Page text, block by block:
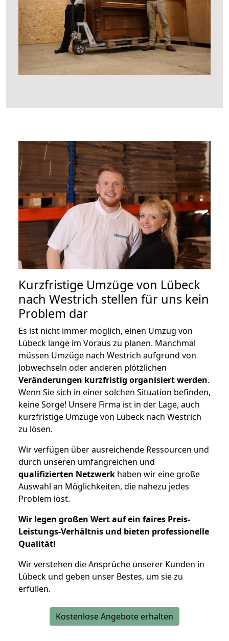
Kurzfristige Umzüge von Lübeck
nach Westrich stellen für uns kein
Problem dar
Es ist nicht immer möglich, einen Umzug von
Lübeck lange im Voraus zu planen. Manchmal
müssen Umzüge nach Westrich aufgrund von
Jobwechseln oder anderen plötzlichen
Veränderungen kurzfristig organisiert werden.
Wenn Sie sich in einer solchen Situation befinden,
keine Sorge! Unsere Firma ist in der Lage, auch
kurzfristige Umzüge von Lübeck nach Westrich
zu lösen.
Wir verfügen über ausreichende Ressourcen und
durch unseren umfangreichen und
qualifizierten Netzwerk haben wir eine große
Auswahl an Möglichkeiten, die nahezu jedes
Problem löst.
Wir legen großen Wert auf ein faires Preis-
Leistungs-Verhältnis und bieten professionelle
Qualität!
Wir verstehen die Ansprüche unserer Kunden in
Lübeck und geben unser Bestes, um sie zu
erfüllen.
Kostenlose Angebote erhalten